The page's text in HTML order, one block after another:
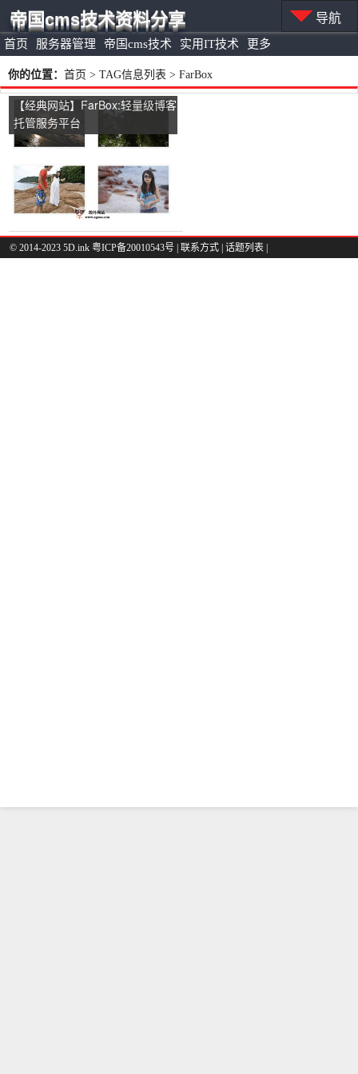
首页 服务器管理 帝国cms技术 实用IT技术 更多
帝国cms技术资料分享 导航
你的位置： 首页 > TAG信息列表 > FarBox
【经典网站】FarBox:轻量级博客
托管服务平台
© 2014-2023 5D.ink 粤ICP备20010543号 | 联系方式 | 话题列表 |